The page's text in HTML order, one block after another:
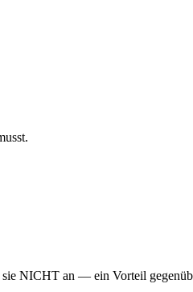
NICHT an — ein Vorteil